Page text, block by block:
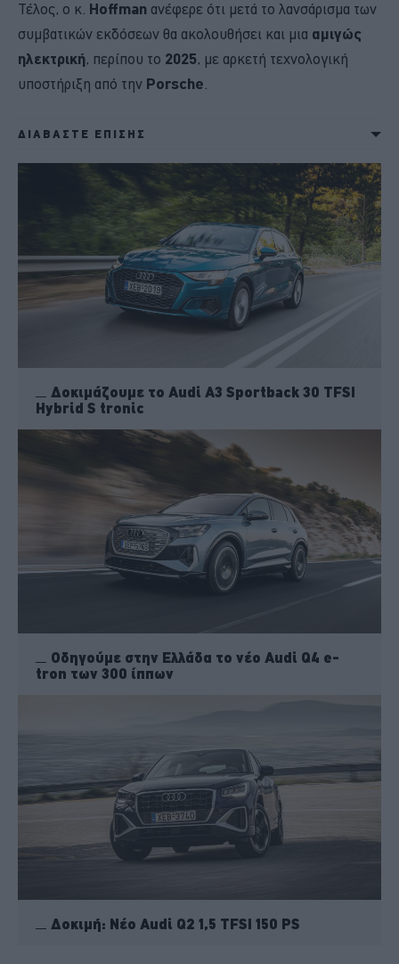
Τέλος, ο κ. Hoffman ανέφερε ότι μετά το λανσάρισμα των
συμβατικών εκδόσεων θα ακολουθήσει και μια αμιγώς
ηλεκτρική, περίπου το 2025, με αρκετή τεχνολογική
υποστήριξη από την Porsche.
ΔΙΑΒΑΣΤΕ ΕΠΙΣΗΣ
Δοκιμάζουμε το Audi A3 Sportback 30 TFSI
Hybrid S tronic
Οδηγούμε στην Ελλάδα το νέο Audi Q4 e-
tron των 300 ίππων
Δοκιμή: Νέο Audi Q2 1,5 TFSI 150 PS